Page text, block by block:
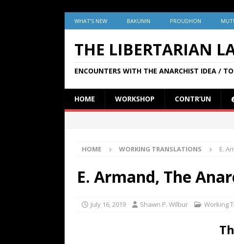
WHAT’S NEW BAKUNIN PROUDHON
THE LIBERTARIAN
ENCOUNTERS WITH THE ANARCHIST IDEA /
HOME WORKSHOP CONTR’UN
HOME WORKING TRANSLATIONS E.
E. Armand, The
July 16, 2019 Shawn P. Wilbur Working